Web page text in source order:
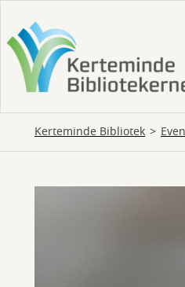
hovedindhold
Kerteminde Bibliotek